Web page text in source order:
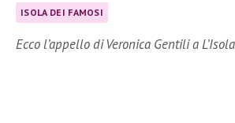
ISOLA DEI FAMOSI
Ecco l’appello di Veronica Gentili a